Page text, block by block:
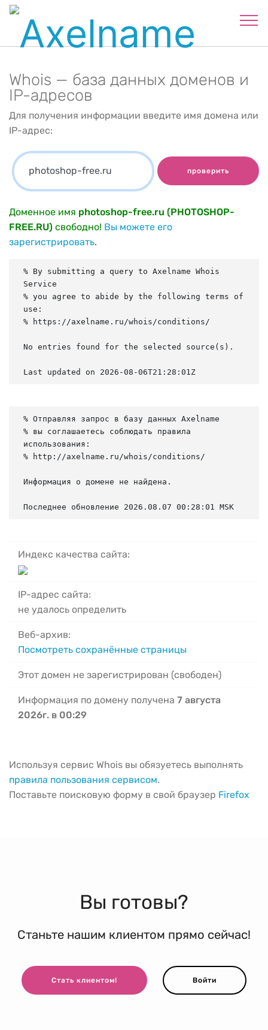
Whois — база данных доменов и
IP-адресов
Для получения информации введите имя домена или
IP-адрес:
проверить
Доменное имя photoshop-free.ru (PHOTOSHOP-
FREE.RU) свободно! Вы можете его
зарегистрировать.
% By submitting a query to Axelname Whois
Service
% you agree to abide by the following terms of
use:
% https://axelname.ru/whois/conditions/
No entries found for the selected source(s).
Last updated on 2026-08-06T21:28:01Z
% Отправляя запрос в базу данных Axelname
% вы соглашаетесь соблюдать правила
использования:
% http://axelname.ru/whois/conditions/
Информация о домене не найдена.
Последнее обновление 2026.08.07 00:28:01 MSK
Индекс качества сайта:
IP-адрес сайта:
не удалось определить
Веб-архив:
Посмотреть сохранённые страницы
Этот домен не зарегистрирован (свободен)
Информация по домену получена 7 августа
2026г. в 00:29
Используя сервис Whois вы обязуетесь выполнять
правила пользования сервисом.
Поставьте поисковую форму в свой браузер Firefox
Вы готовы?
Станьте нашим клиентом прямо сейчас!
Стать клиентом! Войти